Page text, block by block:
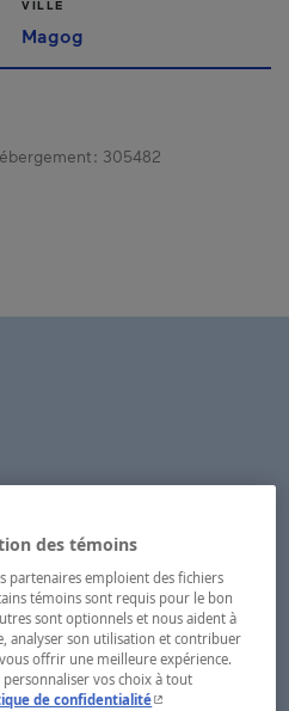
VILLE
Magog
: 305482
des témoins
partenaires emploient des fichiers
témoins sont requis pour le bon
sont optionnels et nous aident à
analyser son utilisation et contribuer
offrir une meilleure expérience.
vos choix à tout
de confidentialité- Cet hyperlien